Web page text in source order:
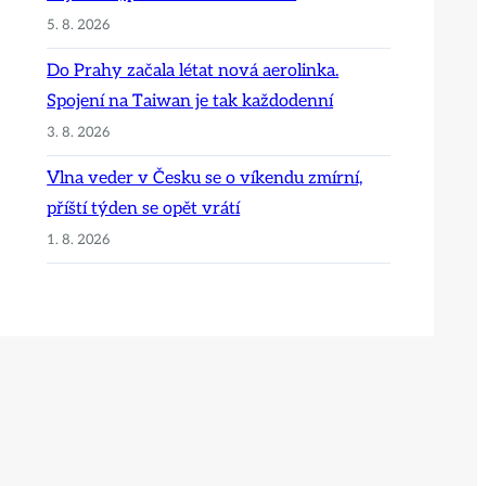
5. 8. 2026
Do Prahy začala létat nová aerolinka.
Spojení na Taiwan je tak každodenní
3. 8. 2026
Vlna veder v Česku se o víkendu zmírní,
příští týden se opět vrátí
1. 8. 2026